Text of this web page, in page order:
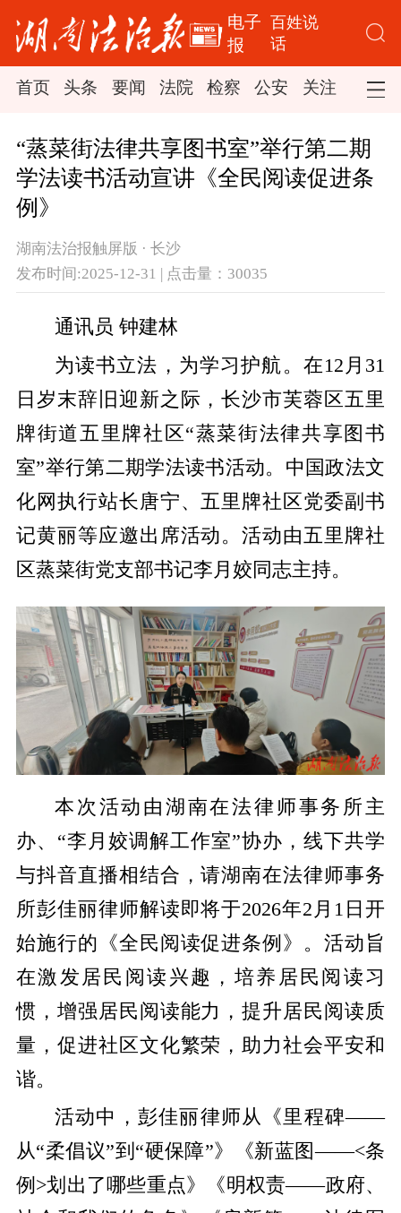
电子
报
百姓说
话
首页 头条 要闻 法院 检察 公安 关注 司法
“蒸菜街法律共享图书室”举行第二期
学法读书活动宣讲《全民阅读促进条
例》
湖南法治报触屏版 · 长沙
发布时间:2025-12-31 | 点击量：30035
通讯员 钟建林
为读书立法，为学习护航。在12月31
日岁末辞旧迎新之际，长沙市芙蓉区五里
牌街道五里牌社区“蒸菜街法律共享图书
室”举行第二期学法读书活动。中国政法文
化网执行站长唐宁、五里牌社区党委副书
记黄丽等应邀出席活动。活动由五里牌社
区蒸菜街党支部书记李月姣同志主持。
本次活动由湖南在法律师事务所主
办、“李月姣调解工作室”协办，线下共学
与抖音直播相结合，请湖南在法律师事务
所彭佳丽律师解读即将于2026年2月1日开
始施行的《全民阅读促进条例》。活动旨
在激发居民阅读兴趣，培养居民阅读习
惯，增强居民阅读能力，提升居民阅读质
量，促进社区文化繁荣，助力社会平安和
谐。
活动中，彭佳丽律师从《里程碑——
从“柔倡议”到“硬保障”》《新蓝图——<条
例>划出了哪些重点》《明权责——政府、